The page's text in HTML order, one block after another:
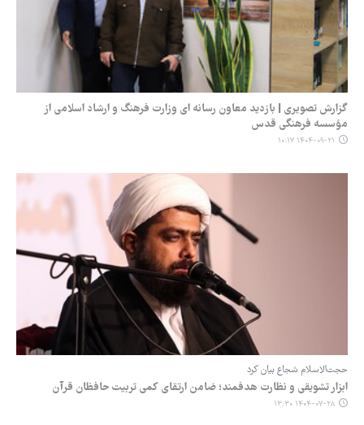
گزارش تصویری | بازدید معاون رسانه ای وزارت فرهنگ و ارشاد اسلامی از
مؤسسه فرهنگی قدس
۱۴۰۴-۰۹-۲۱ ۱۰:۱۷
حجت‌الاسلام شجاع بیان کرد
ابزار تشویقی و نظارت هدفمند؛ ضامن ارتقای کمی تربیت حافظان قرآن
۱۴۰۴-۰۷-۲۸ ۱۳:۳۰